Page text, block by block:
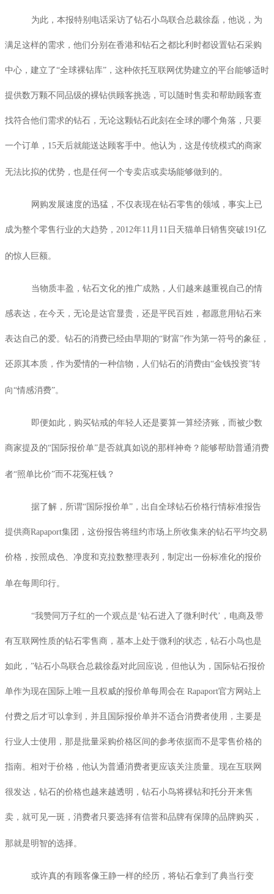
为此，本报特别电话采访了钻石小鸟联合总裁徐磊，他说，为
满足这样的需求，他们分别在香港和钻石之都比利时都设置钻石采购
中心，建立了“全球裸钻库”，这种依托互联网优势建立的平台能够适时
提供数万颗不同品级的裸钻供顾客挑选，可以随时售卖和帮助顾客查
找符合他们需求的钻石，无论这颗钻石此刻在全球的哪个角落，只要
一个订单， 15天后就能送达顾客手中。他认为，这是传统模式的商家
无法比拟的优势，也是任何一个专卖店或卖场能够做到的。
网购发展速度的迅猛，不仅表现在钻石零售的领域，事实上已
成为整个零售行业的大趋势， 2012年11 月 11 日天猫单日销售突破191 亿
的惊人巨额。
当物质丰盈，钻石文化的推广成熟，人们越来越重视自己的情
感表达，在今天，无论是达官显贵，还是平民百姓，都愿意用钻石来
表达自己的爱。钻石的消费已经由早期的“财富”作为第一符号的象征，
还原其本质，作为爱情的一种信物，人们钻石的消费由“金钱投资”转
向“情感消费”。
即便如此，购买钻戒的年轻人还是要算一算经济账，而被少数
商家提及的“国际报价单”是否就真如说的那样神奇？能够帮助普通消费
者“照单比价”而不花冤枉钱？
据了解，所谓“国际报价单”，出自全球钻石价格行情标准报告
提供商Rapaport集团，这份报告将纽约市场上所收集来的钻石平均交易
价格，按照成色、净度和克拉数整理表列，制定出一份标准化的报价
单在每周印行。
“我赞同万子红的一个观点是‘钻石进入了微利时代’，电商及带
有互联网性质的钻石零售商，基本上处于微利的状态，钻石小鸟也是
如此，”钻石小鸟联合总裁徐磊对此回应说，但他认为，国际钻石报价
单作为现在国际上唯一且权威的报价单每周会在 Rapaport官方网站上
付费之后才可以拿到，并且国际报价单并不适合消费者使用，主要是
行业人士使用，那是批量采购价格区间的参考依据而不是零售价格的
指南。相对于价格，他认为普通消费者更应该关注质量。现在互联网
很发达，钻石的价格也越来越透明，钻石小鸟将裸钻和托分开来售
卖，就可见一斑，消费者只要选择有信誉和品牌有保障的品牌购买，
那就是明智的选择。
或许真的有顾客像王静一样的经历，将钻石拿到了典当行变